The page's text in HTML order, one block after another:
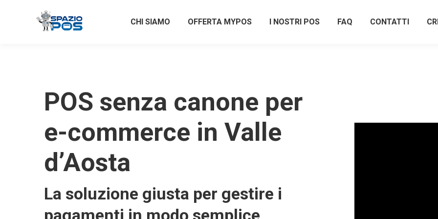
CHI SIAMO OFFERTA MYPOS I NOSTRI POS FAQ CONTATTI
POS senza canone per
e-commerce in Valle
d’Aosta
La soluzione giusta per gestire i
pagamenti in modo semplice,